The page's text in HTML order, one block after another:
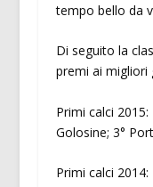
tempo bello da
Di seguito la
premi ai migliori
Primi calci 2015:
Golosine; 3°
Primi calci 2014: